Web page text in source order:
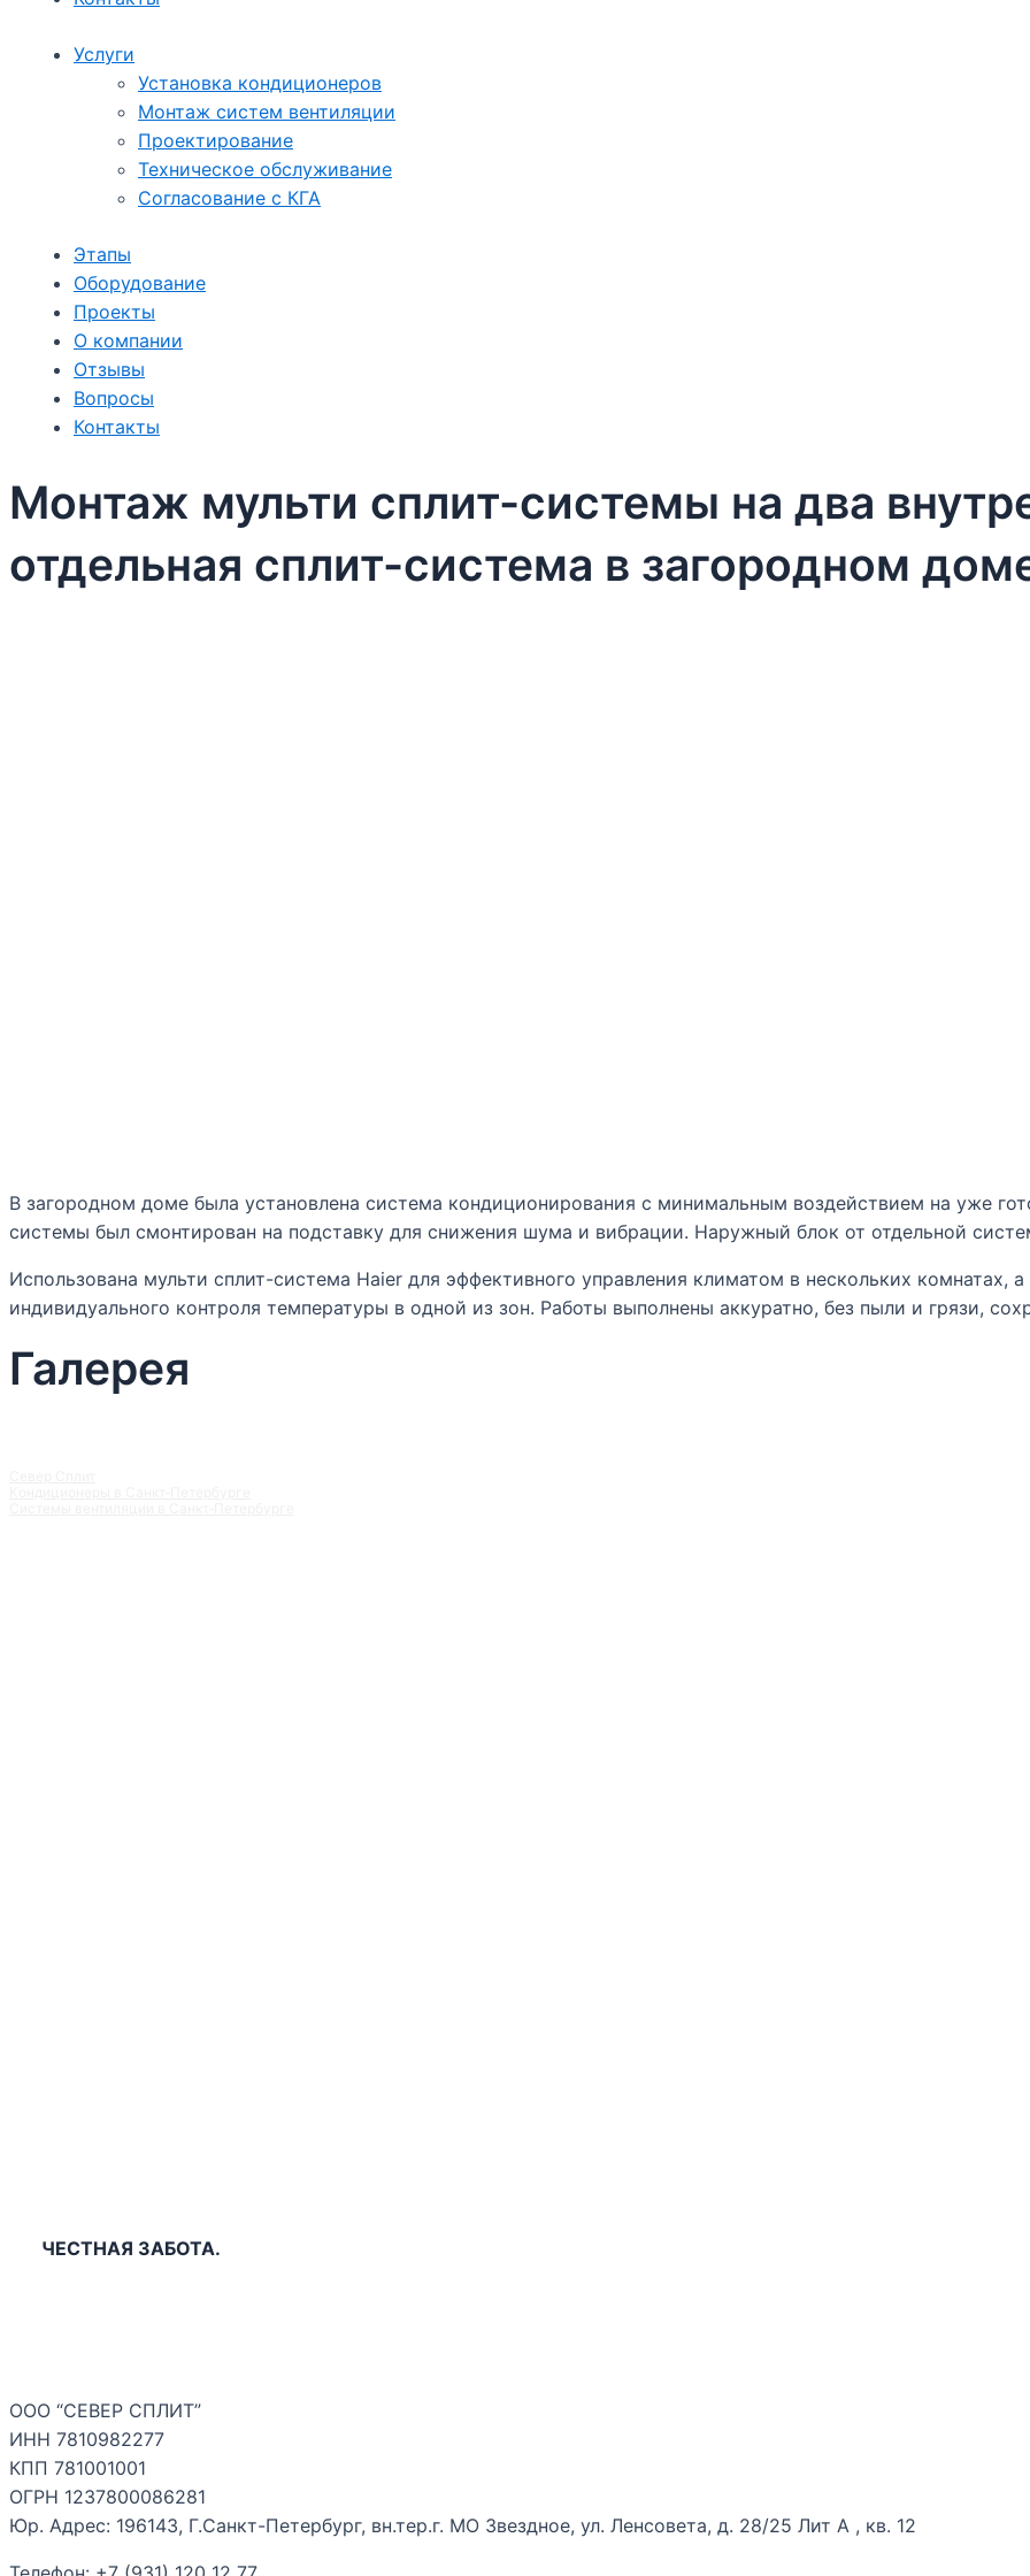
Услуги
Установка кондиционеров
Монтаж систем вентиляции
Проектирование
Техническое обслуживание
Согласование с КГА
Этапы
Оборудование
Проекты
О компании
Отзывы
Вопросы
Контакты
Монтаж мульти сплит-системы на два
отдельная сплит-система в загородном
В загородном доме была установлена система кондиционирования с минимальным воздействием на уже
системы был смонтирован на подставку для снижения шума и вибрации. Наружный блок от отдельной
Использована мульти сплит-система Haier для эффективного управления климатом в нескольких комнатах,
индивидуального контроля температуры в одной из зон. Работы выполнены аккуратно, без пыли и грязи,
Галерея
ЧЕСТНАЯ ЗАБОТА.
ООО “СЕВЕР СПЛИТ”
ИНН 7810982277
КПП 781001001
ОГРН 1237800086281
Юр. Адрес: 196143, Г.Санкт-Петербург, вн.тер.г. МО Звездное, ул. Ленсовета, д. 28/25 Лит А , кв. 12